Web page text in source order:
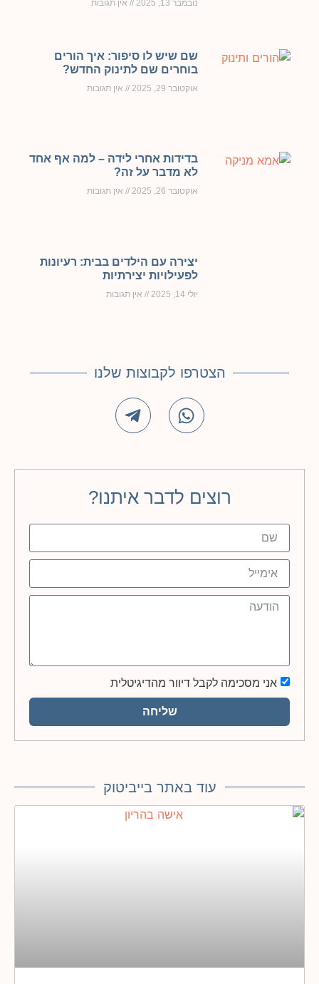
נובמבר 13, 2025 אין תגובות
שם שיש לו סיפור: איך הורים
בוחרים שם לתינוק החדש?
אוקטובר 29, 2025 אין תגובות
בדידות אחרי לידה – למה אף אחד
לא מדבר על זה?
אוקטובר 26, 2025 אין תגובות
יצירה עם הילדים בבית: רעיונות
לפעילויות יצירתיות
יולי 14, 2025 אין תגובות
הצטרפו לקבוצות שלנו
רוצים לדבר איתנו?
אני מסכימה לקבל דיוור מהדיגיטלית
שליחה
עוד באתר בייביטוק